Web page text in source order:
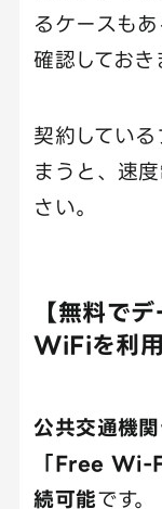
るケースも
確認しておき
契約してい
まうと、速
さい。
【無料で
WiFiを利用
公共交通機
「Free Wi-
続可能です。